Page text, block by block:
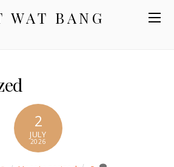
WAT BANG
2
JULY
2026